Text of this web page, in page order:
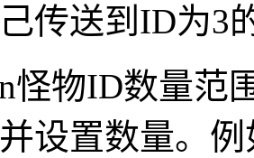
传送到ID为3
怪物ID数量范
设置数量。例